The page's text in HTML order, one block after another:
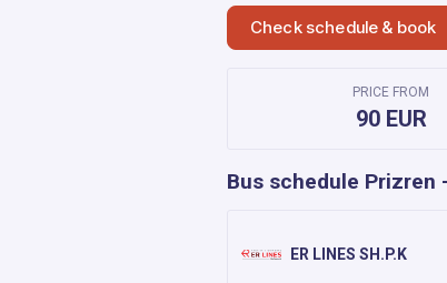
Check schedule & book
PRICE FROM
90 EUR
Bus schedule Prizren
ER LINES SH.P.K